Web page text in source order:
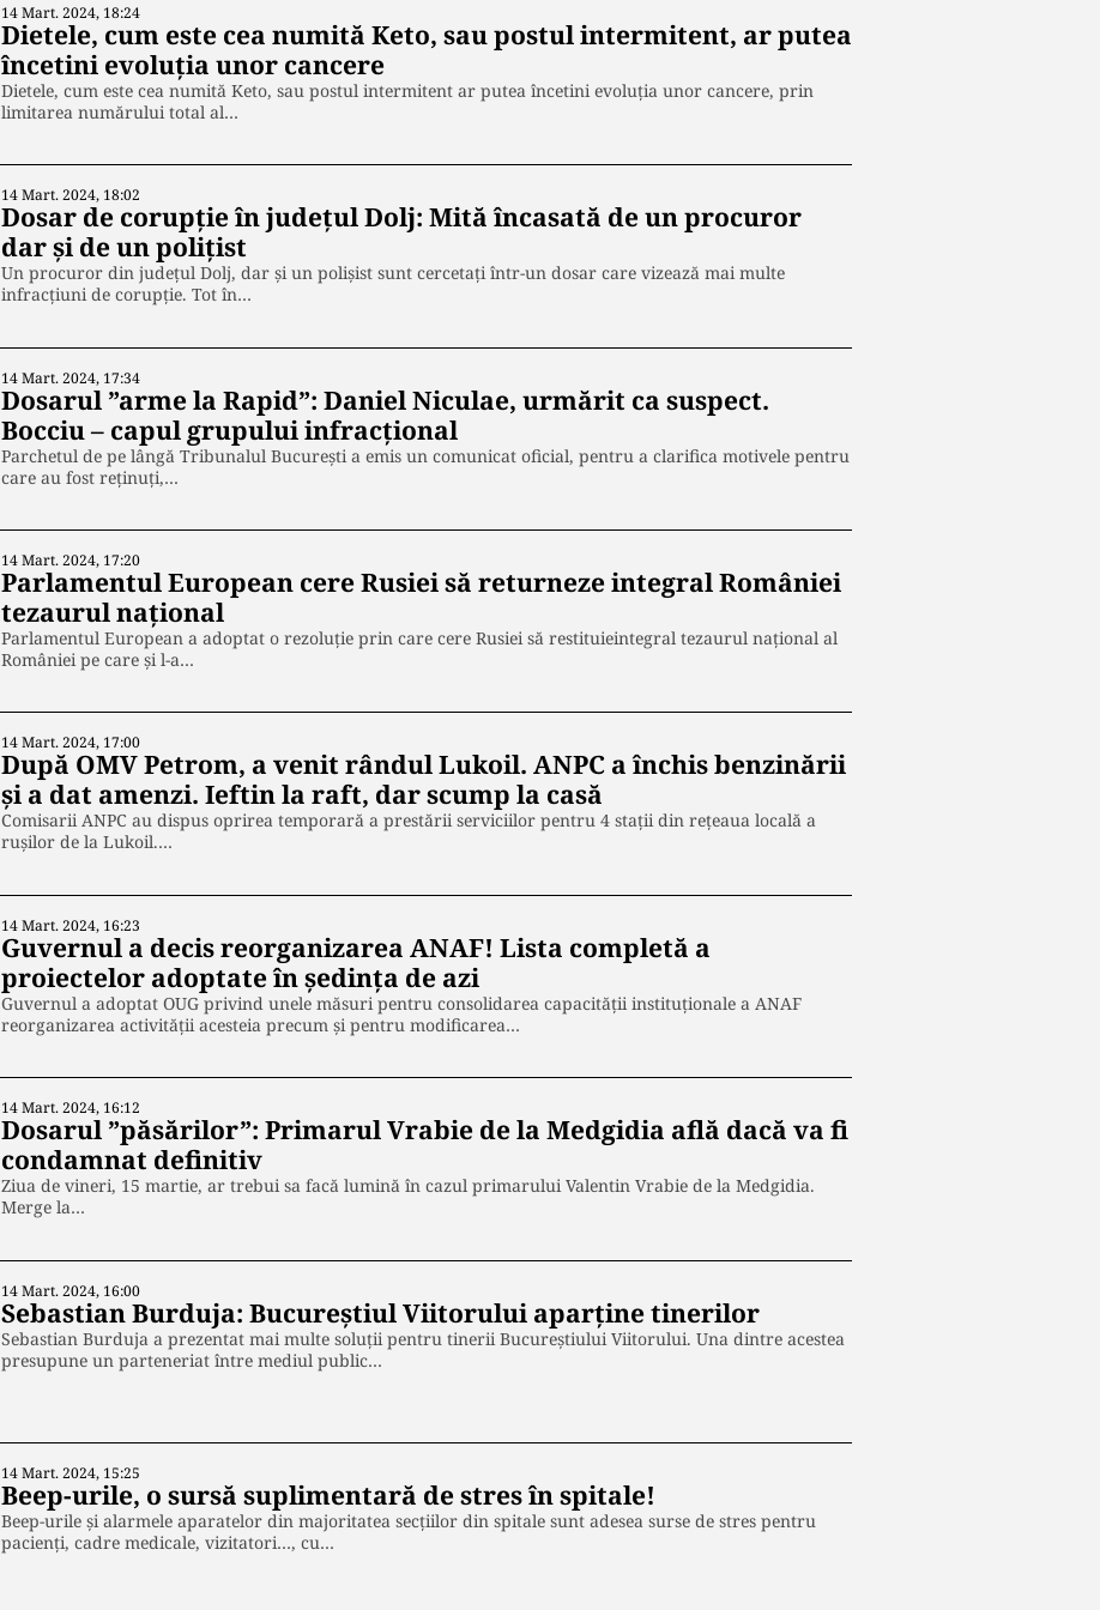
14 Mart. 2024, 18:24
Dietele, cum este cea numită Keto, sau postul intermitent, ar putea
încetini evoluția unor cancere
Dietele, cum este cea numită Keto, sau postul intermitent ar putea încetini evoluția unor cancere, prin
limitarea numărului total al…
14 Mart. 2024, 18:02
Dosar de corupție în județul Dolj: Mită încasată de un procuror
dar și de un polițist
Un procuror din judeţul Dolj, dar şi un polişist sunt cercetaţi într-un dosar care vizează mai multe
infracţiuni de corupţie. Tot în…
14 Mart. 2024, 17:34
Dosarul ”arme la Rapid”: Daniel Niculae, urmărit ca suspect.
Bocciu – capul grupului infracțional
Parchetul de pe lângă Tribunalul București a emis un comunicat oficial, pentru a clarifica motivele pentru
care au fost reținuți,…
14 Mart. 2024, 17:20
Parlamentul European cere Rusiei să returneze integral României
tezaurul național
Parlamentul European a adoptat o rezoluţie prin care cere Rusiei să restituieintegral tezaurul naţional al
României pe care şi l-a…
14 Mart. 2024, 17:00
După OMV Petrom, a venit rândul Lukoil. ANPC a închis benzinării
și a dat amenzi. Ieftin la raft, dar scump la casă
Comisarii ANPC au dispus oprirea temporară a prestării serviciilor pentru 4 staţii din reţeaua locală a
rușilor de la Lukoil.…
14 Mart. 2024, 16:23
Guvernul a decis reorganizarea ANAF! Lista completă a
proiectelor adoptate în ședința de azi
Guvernul a adoptat OUG privind unele măsuri pentru consolidarea capacităţii instituţionale a ANAF
reorganizarea activităţii acesteia precum şi pentru modificarea…
14 Mart. 2024, 16:12
Dosarul ”păsărilor”: Primarul Vrabie de la Medgidia află dacă va fi
condamnat definitiv
Ziua de vineri, 15 martie, ar trebui sa facă lumină în cazul primarului Valentin Vrabie de la Medgidia.
Merge la…
14 Mart. 2024, 16:00
Sebastian Burduja: Bucureștiul Viitorului aparține tinerilor
Sebastian Burduja a prezentat mai multe soluții pentru tinerii Bucureștiului Viitorului. Una dintre acestea
presupune un parteneriat între mediul public…
14 Mart. 2024, 15:25
Beep-urile, o sursă suplimentară de stres în spitale!
Beep-urile și alarmele aparatelor din majoritatea secțiilor din spitale sunt adesea surse de stres pentru
pacienți, cadre medicale, vizitatori…, cu…